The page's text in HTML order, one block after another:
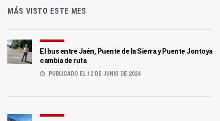
MÁS VISTO ESTE MES
El bus entre Jaén, Puente de la Sierra y Puente Jontoya
cambia de ruta
PUBLICADO EL 12 DE JUNIO DE 2024